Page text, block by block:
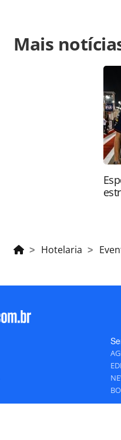
https://
grand-reunem-
oferecidas na página.
pela legislação
autorização da
Mais
Hotelaria